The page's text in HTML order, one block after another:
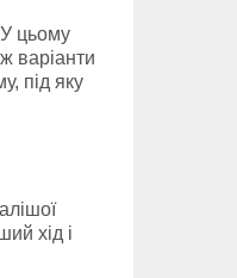
У цьому
варіанти
під яку
хід і